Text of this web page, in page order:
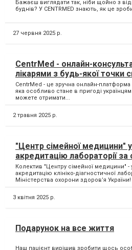
Бажаєш виглядати так, ніби щойно з
буднів? У CENTRMED знають, як це
27 червня 2025 р.
CentrMed - онлайн-
лікарями з будь-якої точки
CentrMed - це зручна онлайн-
яка особливо стане в пригоді
можете отримати...
2 травня 2025 р.
"Центр сімейної медицини"
акредитацію лабораторії
Колектив "Центру сімейної медицини"
акредитацію клініко-діагностичної
Міністерства охорони здоров’я
3 квітня 2025 р.
Подарунок на все життя
Наш пацієнт вирішив зробити щось